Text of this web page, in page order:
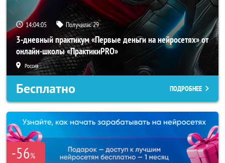
14:04:04 Получили:29
3-дневный практикум «Первые деньги на нейросетях» от
онлайн-школы «ПрактикиPRO»
Россия
Бесплатно ПОДРОБНЕЕ
-56%